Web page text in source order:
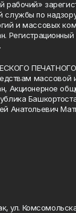
рабочий»
службы по
и массовых
массовой
Акционерное
Анатольевич
ул.